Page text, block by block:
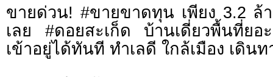
ขายด่วน! #ขายขาดทุน เพียง 3.2 ล้
เลย #ดอยสะเก็ด บ้านเดี่ยวพื้นที่ยอ
เข้าอยู่ได้ทันที ทำเลดี ใกล้เมือง เดิน